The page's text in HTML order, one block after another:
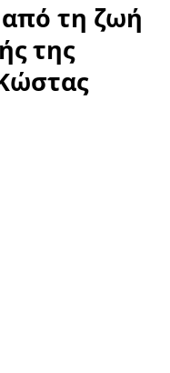
τη ζωή
της